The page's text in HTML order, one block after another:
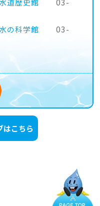
こちら
道歴史館
の科学館
03-